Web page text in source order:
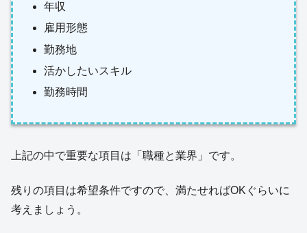
年収
雇用形態
勤務地
活かしたいスキル
勤務時間
上記の中で重要な項目は「職種と業界」です。
残りの項目は希望条件ですので、満たせればOKぐらいに
考えましょう。